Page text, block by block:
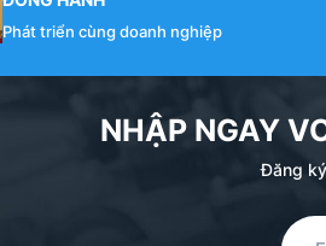
Phát triển cùng doanh nghiệp
NHẬP NGAY
Đăng